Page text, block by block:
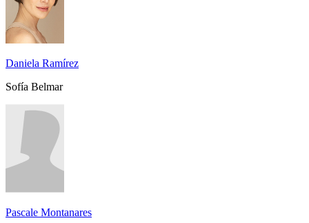
Daniela Ramírez
Sofía Belmar
Pascale Montanares